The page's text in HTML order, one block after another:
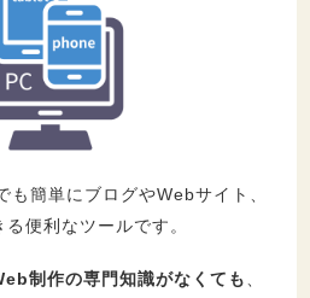
簡単にブログやWebサイト、
便利なツールです。
制作の専門知識がなくても